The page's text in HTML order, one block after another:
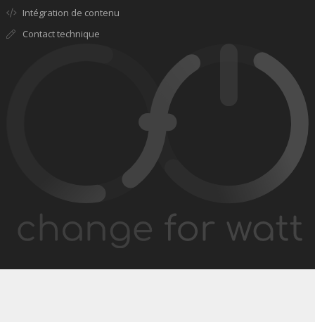
Intégration de contenu
Contact technique